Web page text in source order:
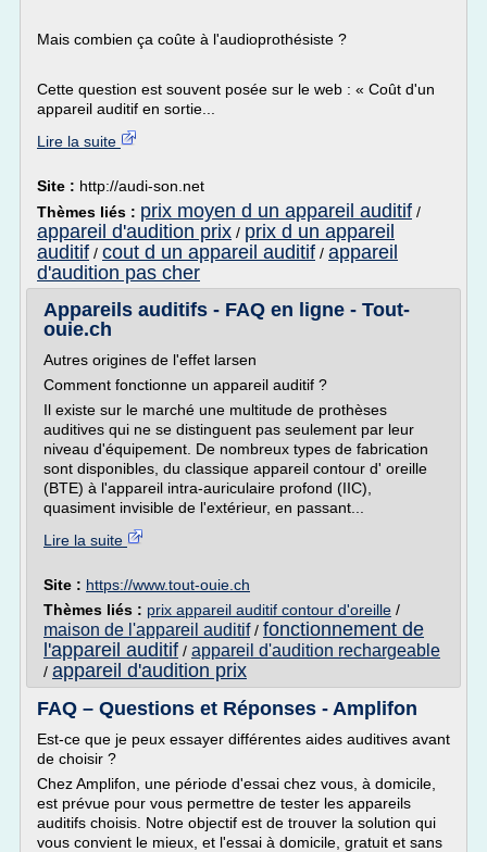
Mais combien ça coûte à l'audioprothésiste ?
Cette question est souvent posée sur le web : « Coût d'un
appareil auditif en sortie...
Lire la suite
Site : http://audi-son.net
Thèmes liés : prix moyen d un appareil auditif /
appareil d'audition prix / prix d un appareil
auditif / cout d un appareil auditif / appareil
d'audition pas cher
Appareils auditifs - FAQ en ligne - Tout-
ouie.ch
Autres origines de l'effet larsen
Comment fonctionne un appareil auditif ?
Il existe sur le marché une multitude de prothèses
auditives qui ne se distinguent pas seulement par leur
niveau d'équipement. De nombreux types de fabrication
sont disponibles, du classique appareil contour d' oreille
(BTE) à l'appareil intra-auriculaire profond (IIC),
quasiment invisible de l'extérieur, en passant...
Lire la suite
Site : https://www.tout-ouie.ch
Thèmes liés : prix appareil auditif contour d'oreille /
maison de l'appareil auditif/ fonctionnement de
l'appareil auditif / appareil d'audition rechargeable
/ appareil d'audition prix
FAQ – Questions et Réponses - Amplifon
Est-ce que je peux essayer différentes aides auditives avant
de choisir ?
Chez Amplifon, une période d'essai chez vous, à domicile,
est prévue pour vous permettre de tester les appareils
auditifs choisis. Notre objectif est de trouver la solution qui
vous convient le mieux, et l'essai à domicile, gratuit et sans